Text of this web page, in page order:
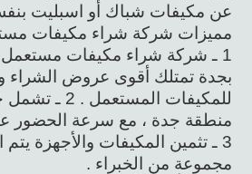
عن مكيفات شباك أو اسبليت
مميزات شركة شراء مكيفات
1 ـ شركة شراء مكيفات
بجدة تمتلك أقوى عروض الشراء
للمكيفات
منطقة جدة ، مع سرعة الحضور
3 ـ تثمين المكيفات والأجهزة يتم
مجموعة من الخبراء .